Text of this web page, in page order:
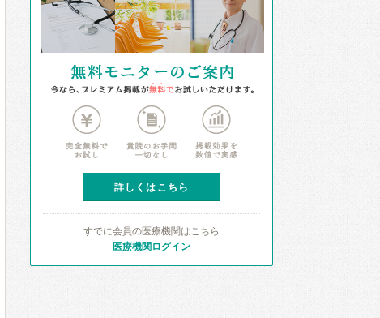
詳しくはこちら
すでに会員の医療機関はこちら
医療機関ログイン